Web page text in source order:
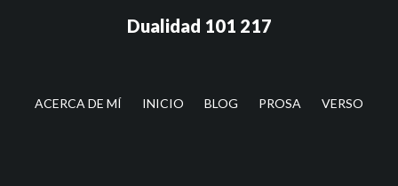
lateral
Dualidad 101 217
ACERCA DE MÍ INICIO BLOG PROSA VERSO